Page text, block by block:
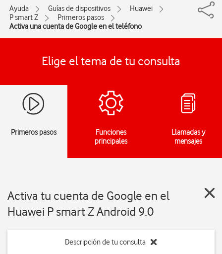
Ayuda Guías de dispositivos
Huawei
P smart Z
Primeros pasos
Activa una cuenta de Google en el teléfono
Elige el tema de tu consulta
Primeros pasos
Funciones
principales
Llamadas y
mensajes
Activa tu cuenta de Google en el
Huawei P smart Z Android 9.0
Descripción de tu consulta